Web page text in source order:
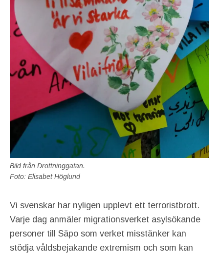
Bild från Drottninggatan.
Foto: Elisabet Höglund
Vi svenskar har nyligen upplevt ett terroristbrott.
Varje dag anmäler migrationsverket asylsökande
personer till Säpo som verket misstänker kan
stödja våldsbejakande extremism och som kan